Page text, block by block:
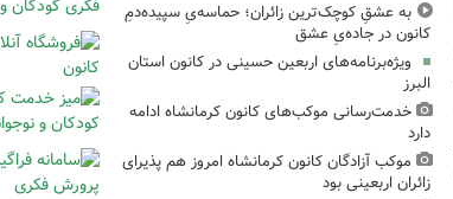
به عشقِ کوچک‌ترین زائران؛ حماسه‌یِ سپیده‌دمِ
کانون در جاده‌یِ عشق
ویژه‌برنامه‌های اربعین حسینی در کانون استان
البرز
خدمت‌رسانی موکب‌های کانون کرمانشاه ادامه
دارد
موکب آزادگان کانون کرمانشاه امروز هم پذیرای
زائران اربعینی بود